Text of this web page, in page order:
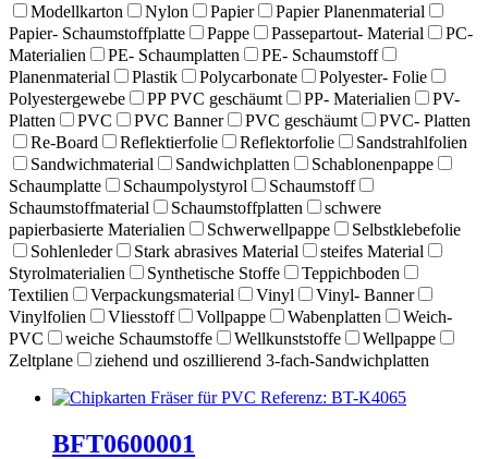
Modellkarton
Nylon Papier
Papier Planenmaterial
Papier- Schaumstoffplatte
Pappe Passepartout- Material
PC-
Materialien
PE- Schaumplatten
PE- Schaumstoff
Planenmaterial
Plastik Polycarbonate
Polyester- Folie
Polyestergewebe
PP PVC geschäumt PP- Materialien
PV-
Platten
PVC PVC Banner PVC geschäumt
PVC- Platten
Re-Board
Reflektierfolie Reflektorfolie
Sandstrahlfolien
Sandwichmaterial
Sandwichplatten
Schablonenpappe
Schaumplatte
Schaumpolystyrol
Schaumstoff
Schaumstoffmaterial
Schaumstoffplatten
schwere
papierbasierte Materialien
Schwerwellpappe
Selbstklebefolie
Sohlenleder
Stark abrasives Material
steifes Material
Styrolmaterialien
Synthetische Stoffe
Teppichboden
Textilien
Verpackungsmaterial Vinyl
Vinyl- Banner
Vinylfolien
Vliesstoff Vollpappe Wabenplatten
Weich-
PVC
weiche Schaumstoffe Wellkunststoffe
Wellpappe
Zeltplane
ziehend und oszillierend 3-fach-Sandwichplatten
BFT0600001